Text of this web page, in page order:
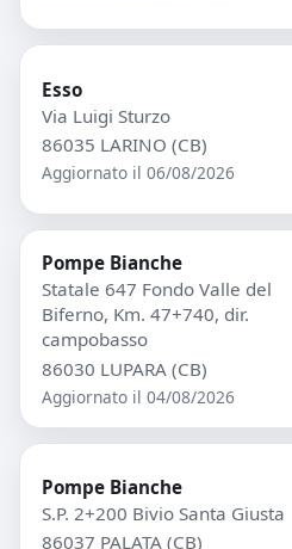
Esso
Via Luigi Sturzo
86035 LARINO (CB)
Aggiornato il 06/08/2026
Pompe Bianche
Statale 647 Fondo Valle del
Biferno, Km. 47+740, dir.
campobasso
86030 LUPARA (CB)
Aggiornato il 04/08/2026
Pompe Bianche
S.P. 2+200 Bivio Santa Giusta
86037 PALATA (CB)